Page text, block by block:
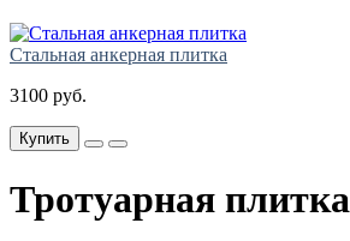
Стальная анкерная плитка
3100 руб.
Купить
Тротуарная плитка